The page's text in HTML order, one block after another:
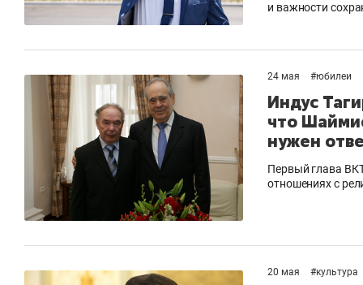
и важности
24 мая #юбилеи
Индус
что
нужен
Первый глава
отношениях с
20 мая #культура